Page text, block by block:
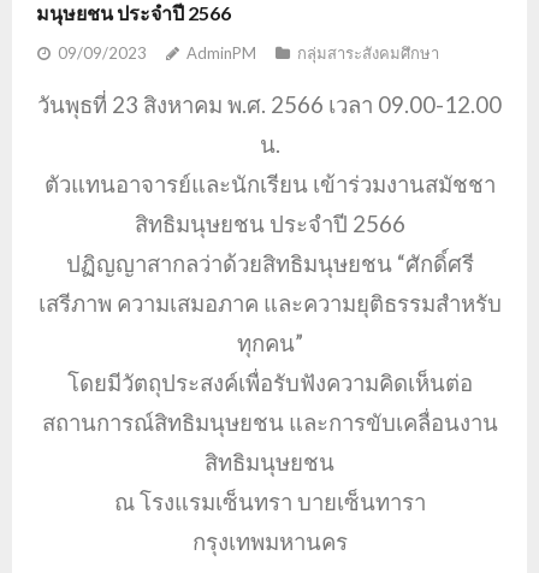
มนุษยชน ประจำปี 2566
09/09/2023 AdminPM กลุ่มสาระสังคมศึกษา
วันพุธที่ 23 สิงหาคม พ.ศ. 2566 เวลา 09.00-12.00
น.
ตัวแทนอาจารย์และนักเรียน เข้าร่วมงานสมัชชา
สิทธิมนุษยชน ประจำปี 2566
ปฏิญญาสากลว่าด้วยสิทธิมนุษยชน “ศักดิ์ศรี
เสรีภาพ ความเสมอภาค และความยุติธรรมสำหรับ
ทุกคน”
โดยมีวัตถุประสงค์เพื่อรับฟังความคิดเห็นต่อ
สถานการณ์สิทธิมนุษยชน และการขับเคลื่อนงาน
สิทธิมนุษยชน
ณ โรงแรมเซ็นทรา บายเซ็นทารา
กรุงเทพมหานคร